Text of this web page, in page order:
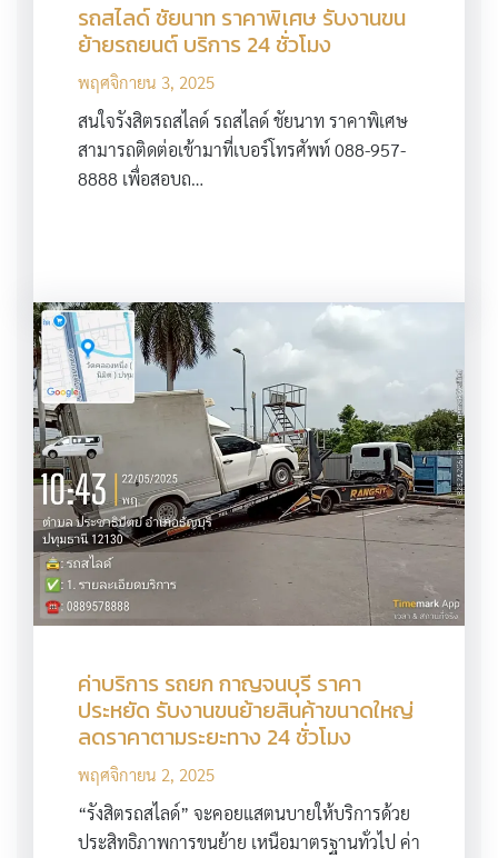
รถสไลด์ ชัยนาท ราคาพิเศษ รับงานขน
ย้ายรถยนต์ บริการ 24 ชั่วโมง
พฤศจิกายน 3, 2025
สนใจรังสิตรถสไลด์ รถสไลด์ ชัยนาท ราคาพิเศษ
สามารถติดต่อเข้ามาที่เบอร์โทรศัพท์ 088-957-
8888 เพื่อสอบถ…
ค่าบริการ รถยก กาญจนบุรี ราคา
ประหยัด รับงานขนย้ายสินค้าขนาดใหญ่
ลดราคาตามระยะทาง 24 ชั่วโมง
พฤศจิกายน 2, 2025
“รังสิตรถสไลด์” จะคอยแสตนบายให้บริการด้วย
ประสิทธิภาพการขนย้าย เหนือมาตรฐานทั่วไป ค่า